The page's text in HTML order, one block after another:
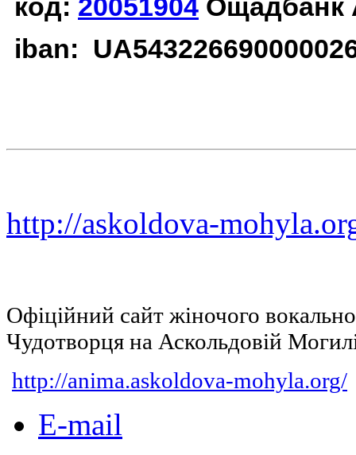
код: 20051904 Ощадбанк
iban:
http://askoldova-
Офіційний сайт жіночого
Чудотворця на Аскольдовій
http://anima.askoldova-mohyla.org/
E-mail